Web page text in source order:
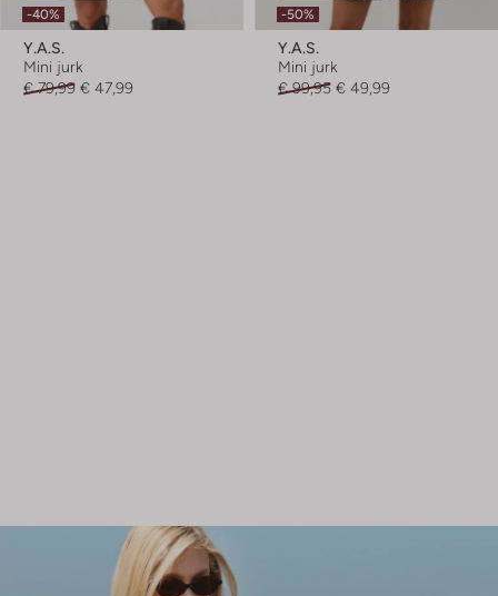
-40%
Y.a.s.
Mini jurk
€ 79,99 € 47,99
-50%
Y.a.s.
Mini jurk
€ 99,95 € 49,99